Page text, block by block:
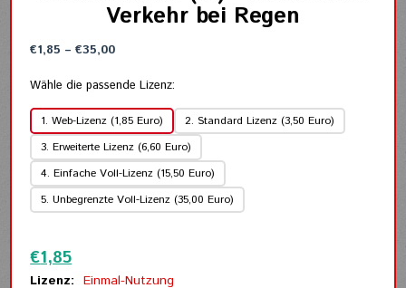
Verkehr bei Regen
€1,85 –€35,00Preisspanne:
bis
€35,00
Wähle die passende Lizenz:
1. Web-Lizenz (1,85 Euro)
2. Standard Lizenz (3,50 Euro)
3. Erweiterte Lizenz (6,60 Euro)
4. Einfache Voll-Lizenz (15,50 Euro)
5. Unbegrenzte Voll-Lizenz (35,00 Euro)
€1,85
Lizenz: Einmal-Nutzung